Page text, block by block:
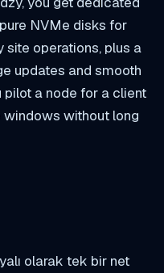
NVMe disks for
operations, plus a
updates and smooth
a node for a client
windows without long
olarak tek bir net